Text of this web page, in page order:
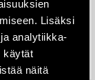
Lisäksi
analytiikka-
käytät
näitä
66,00€
ostoskoriin